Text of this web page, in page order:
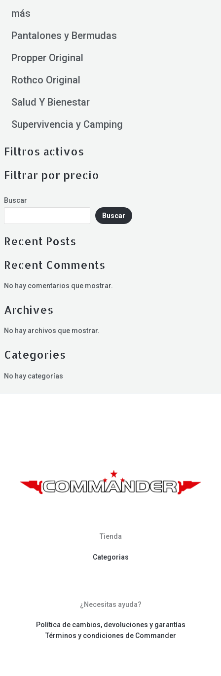
más
Pantalones y Bermudas
Propper Original
Rothco Original
Salud Y Bienestar
Supervivencia y Camping
Filtros activos
Filtrar por precio
Buscar
Buscar
Recent Posts
Recent Comments
No hay comentarios que mostrar.
Archives
No hay archivos que mostrar.
Categories
No hay categorías
Tienda
Categorias
¿Necesitas ayuda?
Política de cambios, devoluciones y garantías
Términos y condiciones de Commander